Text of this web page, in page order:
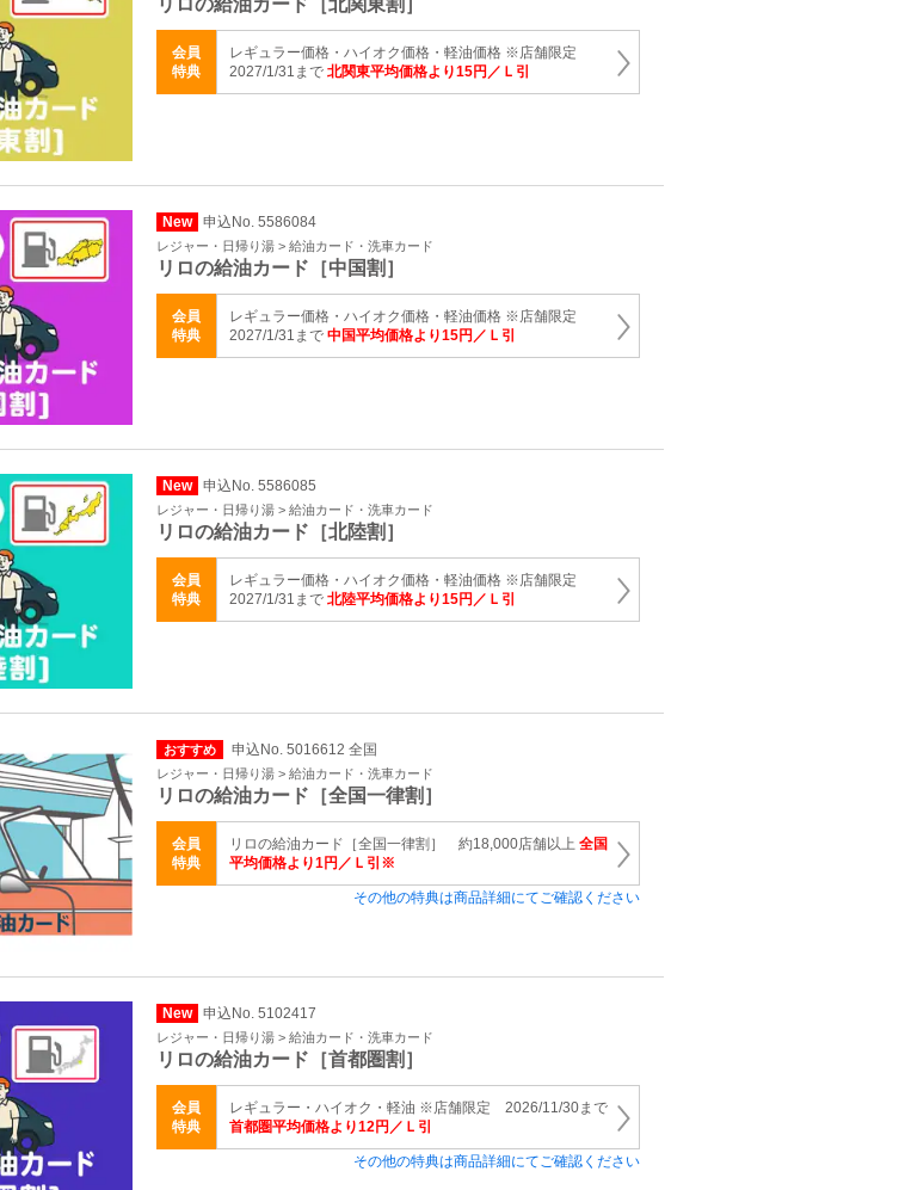
リロの給油カード［北関東割］
会員
特典
レギュラー価格・ハイオク価格・軽油価格 ※店舗限定
2027/1/31まで 北関東平均価格より15円／Ｌ引
New 申込No. 5586084
レジャー・日帰り湯 > 給油カード・洗車カード
リロの給油カード［中国割］
会員
特典
レギュラー価格・ハイオク価格・軽油価格 ※店舗限定
2027/1/31まで 中国平均価格より15円／Ｌ引
New 申込No. 5586085
レジャー・日帰り湯 > 給油カード・洗車カード
リロの給油カード［北陸割］
会員
特典
レギュラー価格・ハイオク価格・軽油価格 ※店舗限定
2027/1/31まで 北陸平均価格より15円／Ｌ引
おすすめ 申込No. 5016612 全国
レジャー・日帰り湯 > 給油カード・洗車カード
リロの給油カード［全国一律割］
会員
特典
リロの給油カード［全国一律割］ 約18,000店舗以上 全国
平均価格より1円／Ｌ引※
その他の特典は商品詳細にてご確認ください
New 申込No. 5102417
レジャー・日帰り湯 > 給油カード・洗車カード
リロの給油カード［首都圏割］
会員
特典
レギュラー・ハイオク・軽油 ※店舗限定 2026/11/30まで
首都圏平均価格より12円／Ｌ引
その他の特典は商品詳細にてご確認ください